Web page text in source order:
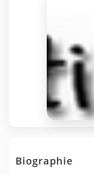
Biographie